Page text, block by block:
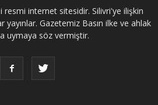
resmi internet sitesidir. Silivri'ye ilişkin
Gazetemiz Basın ilke ve ahlak
uymaya söz vermiştir.